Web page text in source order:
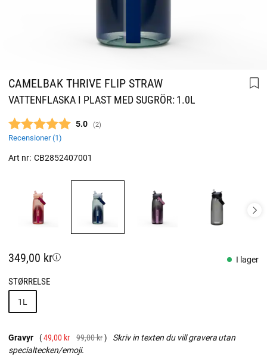
CAMELBAK THRIVE FLIP STRAW
VATTENFLASKA I PLAST MED SUGRÖR: 1.0L
Snittbetyg:
5.0 (röster:
2)
Recensioner (1)
Art nr: CB2852407001
349,00 kr I lager
STØRRELSE
1L
Gravyr 49,00 kr 99,00 kr
Skriv in texten du vill gravera utan
specialtecken/emoji.